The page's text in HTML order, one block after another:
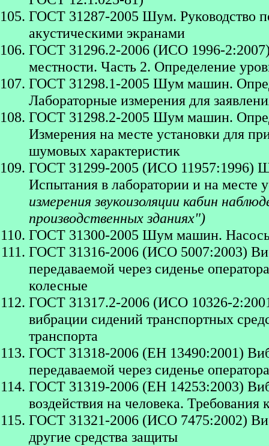
ГОСТ 31287-2005 Шум. Руководство
акустическими экранами
ГОСТ 31296.2-2006 (ИСО 1996-
местности. Часть 2. Определение
ГОСТ 31298.1-2005 Шум машин.
Лабораторные измерения для
ГОСТ 31298.2-2005 Шум машин.
Измерения на месте установки для
шумовых характеристик
ГОСТ 31299-2005 (ИСО 11957:1996)
Испытания в лаборатории и на месте
измерения звукоизоляции кабин
производственных зданиях")
ГОСТ 31300-2005 Шум машин.
ГОСТ 31316-2006 (ИСО 5007:2003)
передаваемой через сиденье
колесные
ГОСТ 31317.2-2006 (ИСО 10326-
вибрации сидений транспортных
транспорта
ГОСТ 31318-2006 (ЕН 13490:2001)
передаваемой через сиденье
ГОСТ 31319-2006 (ЕН 14253:2003)
воздействия на человека.
ГОСТ 31321-2006 (ИСО 7475:2002)
другие средства защиты